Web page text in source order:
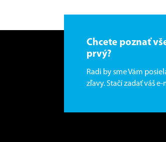
Chcete poznať
prvý?
Radi by sme Vám
zľavy. Stačí zadať váš